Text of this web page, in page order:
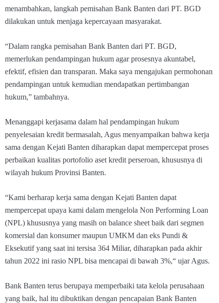
menambahkan, langkah pemisahan Bank Banten dari PT. BGD
dilakukan untuk menjaga kepercayaan masyarakat.
“Dalam rangka pemisahan Bank Banten dari PT. BGD,
memerlukan pendampingan hukum agar prosesnya akuntabel,
efektif, efisien dan transparan. Maka saya mengajukan permohonan
pendampingan untuk kemudian mendapatkan pertimbangan
hukum,” tambahnya.
Menanggapi kerjasama dalam hal pendampingan hukum
penyelesaian kredit bermasalah, Agus menyampaikan bahwa kerja
sama dengan Kejati Banten diharapkan dapat mempercepat proses
perbaikan kualitas portofolio aset kredit perseroan, khususnya di
wilayah hukum Provinsi Banten.
“Kami berharap kerja sama dengan Kejati Banten dapat
mempercepat upaya kami dalam mengelola Non Performing Loan
(NPL) khususnya yang masih on balance sheet baik dari segmen
komersial dan konsumer maupun UMKM dan eks Pundi &
Eksekutif yang saat ini tersisa 364 Miliar, diharapkan pada akhir
tahun 2022 ini rasio NPL bisa mencapai di bawah 3%,“ ujar Agus.
Bank Banten terus berupaya memperbaiki tata kelola perusahaan
yang baik, hal itu dibuktikan dengan pencapaian Bank Banten